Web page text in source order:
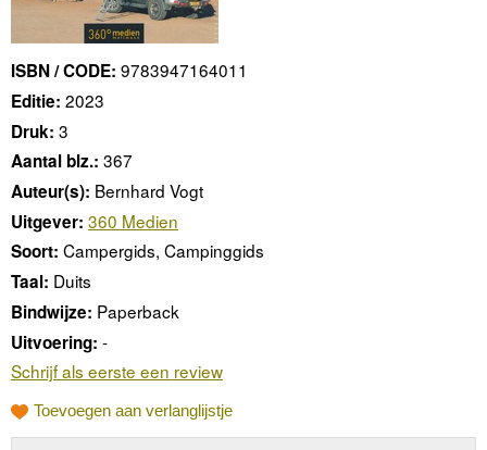
ISBN / CODE: 9783947164011
Editie: 2023
Druk: 3
Aantal blz.: 367
Auteur(s): Bernhard Vogt
Uitgever: 360 Medien
Soort: Campergids, Campinggids
Taal: Duits
Bindwijze: Paperback
Uitvoering: -
Schrijf als eerste een review
Toevoegen aan verlanglijstje